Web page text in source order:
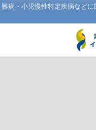
難病・小児慢性特定疾病など